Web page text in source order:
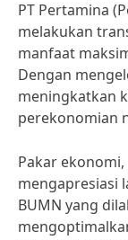
PT Pertamina
melakukan
manfaat
Dengan
meningkatkan
perekonomian
Pakar
mengapresiasi
BUMN yang